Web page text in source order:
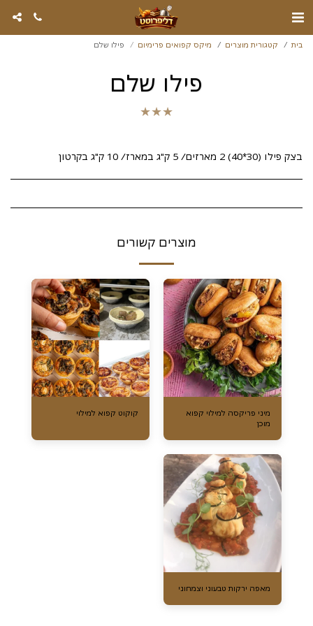
בית קטגורית מוצרים מיקס קפואים פרימיום פילו שלם
פילו שלם
★
★
★
בצק פילו (30*40) 2 מארזים/ 5 ק"ג במארז/ 10 ק"ג בקרטון
מוצרים קשורים
מיני פריקסה למילוי קפוא
מוכן
קוקוט קפוא למילוי
מאפה ירקות טבעוני וצמחוני